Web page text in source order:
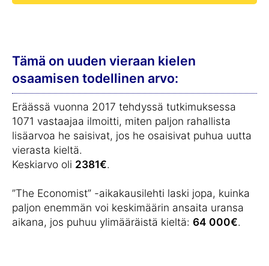
Tämä on uuden vieraan kielen
osaamisen todellinen arvo:
Eräässä vuonna 2017 tehdyssä tutkimuksessa
1071 vastaajaa ilmoitti, miten paljon rahallista
lisäarvoa he saisivat, jos he osaisivat puhua uutta
vierasta kieltä.
Keskiarvo oli 2381€.
”The Economist” -aikakausilehti laski jopa, kuinka
paljon enemmän voi keskimäärin ansaita uransa
aikana, jos puhuu ylimääräistä kieltä: 64 000€.